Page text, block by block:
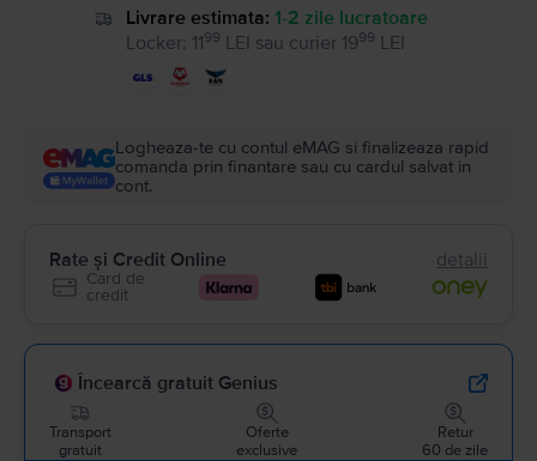
Livrare estimata: 1-2 zile lucratoare
Locker: 1199 LEI sau curier 1999 LEI
Logheaza-te cu contul eMAG si finalizeaza rapid
comanda prin finantare sau cu cardul salvat in
cont.
Rate și Credit Online detalii
Card de
credit
Încearcă gratuit Genius
Transport
gratuit
Oferte
exclusive
Retur
60 de zile